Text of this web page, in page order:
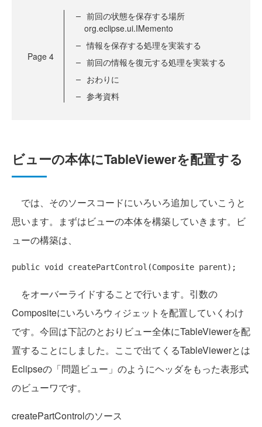
Page 4
前回の状態を保存する場所
org.eclipse.ui.IMemento
情報を保存する処理を実装する
前回の情報を復元する処理を実装する
おわりに
参考資料
ビューの本体にTableViewerを配置する
では、そのソースコードにいろいろ追加していこうと
思います。まずはビューの本体を構築していきます。ビ
ューの構築は、
public void
をオーバーライドすることで行います。引数の
Compositeにいろいろウィジェットを配置していくわけ
です。今回は下記のとおりビュー全体にTableViewerを配
置することにしました。ここで出てくるTableViewerとは
Eclipseの「問題ビュー」のようにヘッダをもった表形式
のビューワです。
createPartControlのソース